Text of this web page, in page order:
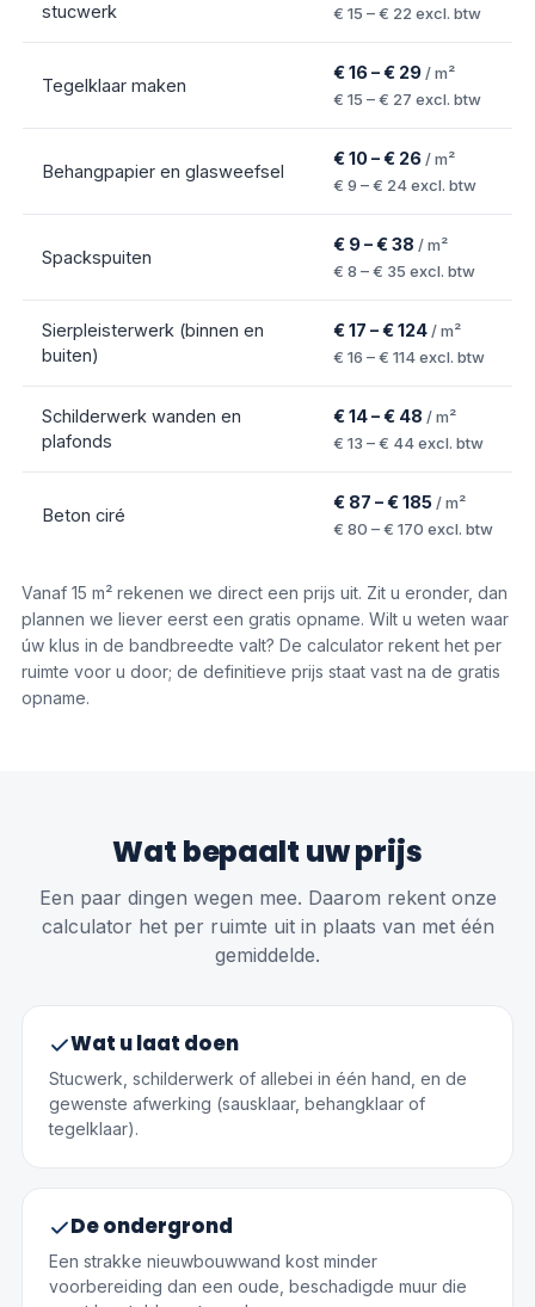
stucwerk
€ 15 – € 22 excl. btw
Tegelklaar maken
€ 16 – € 29 / m²
€ 15 – € 27 excl. btw
Behangpapier en glasweefsel
€ 10 – € 26 / m²
€ 9 – € 24excl. btw
Spackspuiten
€ 9 – € 38 / m²
€ 8 – € 35 excl. btw
Sierpleisterwerk (binnen en
buiten)
€ 17 – € 124 / m²
€ 16 – € 114excl. btw
Schilderwerk wanden en
plafonds
€ 14 – € 48 / m²
€ 13 – € 44excl. btw
Beton ciré
€ 87 – € 185 / m²
€ 80 – € 170 excl. btw
Vanaf 15 m² rekenen we direct een prijs uit. Zit u eronder, dan
plannen we liever eerst een gratis opname. Wilt u weten waar
úw klus in de bandbreedte valt? De calculator rekent het per
ruimte voor u door; de definitieve prijs staat vast na de gratis
opname.
Wat bepaalt uw prijs
Een paar dingen wegen mee. Daarom rekent onze
calculator het per ruimte uit in plaats van met één
gemiddelde.
Wat u laat doen
Stucwerk, schilderwerk of allebei in één hand, en de
gewenste afwerking (sausklaar, behangklaar of
tegelklaar).
De ondergrond
Een strakke nieuwbouwwand kost minder
voorbereiding dan een oude, beschadigde muur die